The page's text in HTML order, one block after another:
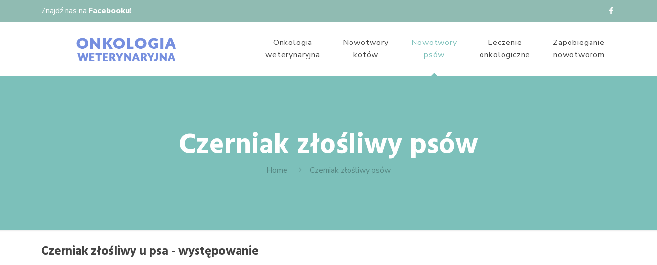
Znajdź nas na Facebooku!
Onkologia
weterynaryjna
Nowotwory
kotów
Nowotwory
psów
Leczenie
onkologiczne
Zapobieganie
nowotworom
Czerniak złośliwy psów
Home Czerniak złośliwy psów
Czerniak złośliwy u psa - występowanie